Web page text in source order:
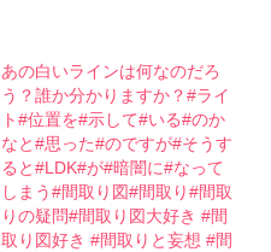
あの白いラインは何なのだろ
う？誰か分かりますか？#ライ
ト#位置を#示して#いる#のか
なと#思った#のですが#そうす
ると#LDK#が#暗闇に#なって
しまう#間取り図#間取り#間取
りの疑問#間取り図大好き #間
取り図好き #間取りと妄想 #間